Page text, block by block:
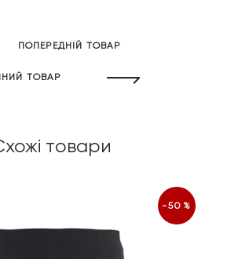
ПОПЕРЕДНІЙ ТОВАР
ТОВАР
товари
-50%